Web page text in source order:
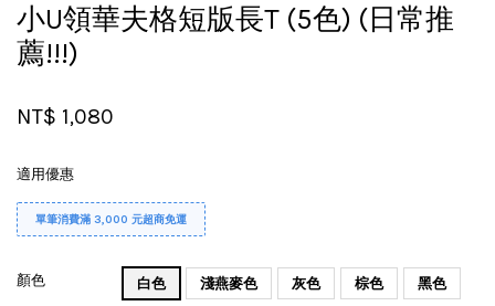
小U領華夫格短版長T (5色) (日常推
薦!!!)
NT$ 1,080
適用優惠
單筆消費滿 3,000 元超商免運
顏色 白色 淺燕麥色 灰色 棕色 黑色